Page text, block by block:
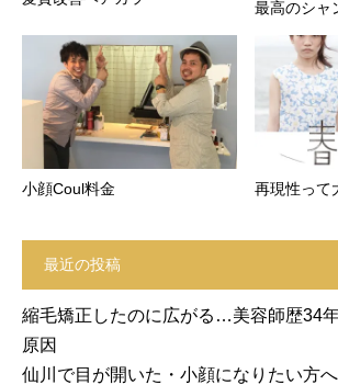
最高のシャ
小顔Coul料金 再現性って
最近の投稿
縮毛矯正したのに広がる…美容師歴34
原因
仙川で目が開いた・小顔になりたい方